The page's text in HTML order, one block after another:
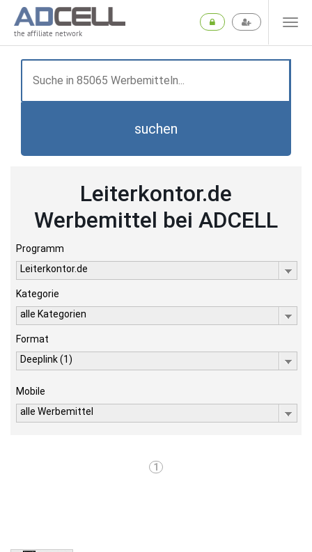
the affiliate network
suchen
Leiterkontor.de
Werbemittel bei ADCELL
Programm
Leiterkontor.de
Kategorie
alle Kategorien
Format
Deeplink (1)
Mobile
alle Werbemittel
1